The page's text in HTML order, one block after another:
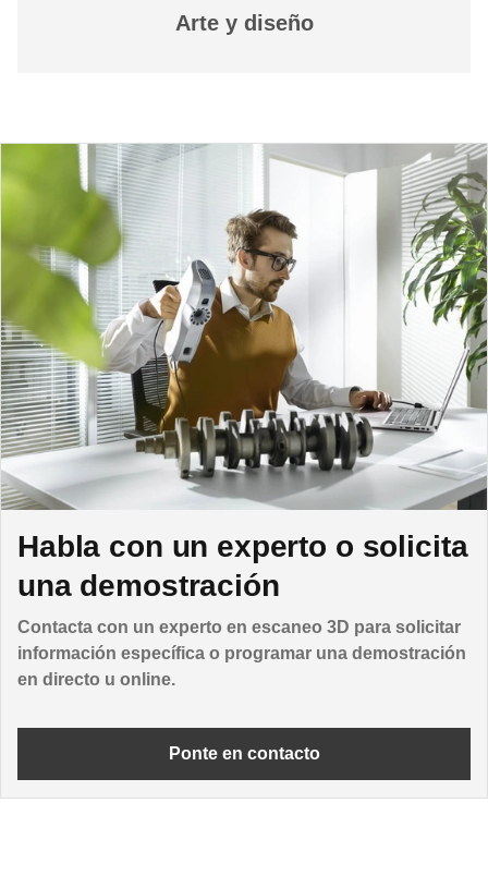
Arte y diseño
Habla con un experto o solicita
una demostración
Contacta con un experto en escaneo 3D para solicitar
información específica o programar una demostración
en directo u online.
Ponte en contacto